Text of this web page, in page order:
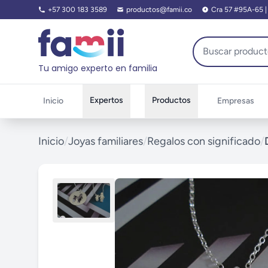
+57 300 183 3589 productos@famii.co Cra 57 #95A-65
Tu amigo experto en familia
Inicio Expertos Productos Empresas
Inicio/Joyas familiares/Regalos con significado/